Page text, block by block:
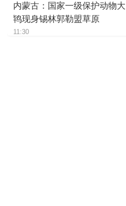
内蒙古：国家一级保护动物大
鸨现身锡林郭勒盟草原
11:30